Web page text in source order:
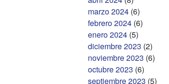
marzo 2024 (6)
febrero 2024 (6)
enero 2024 (5)
diciembre 2023 (2)
noviembre 2023 (6)
octubre 2023 (6)
septiembre 2023 (5)